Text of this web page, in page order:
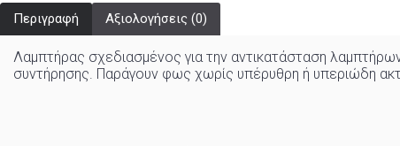
Περιγραφή Αξιολογήσεις (0)
Λαμπτήρας σχεδιασμένος για την αντικατάσταση
συντήρησης. Παράγουν φως χωρίς υπέρυθρη ή υπεριώδη